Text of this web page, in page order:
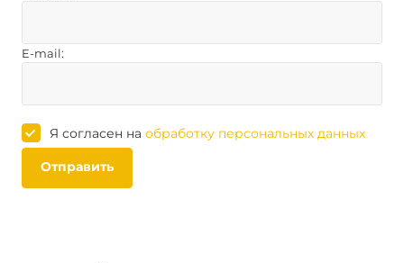
E-mail:
Я согласен на обработку персональных данных
Отправить